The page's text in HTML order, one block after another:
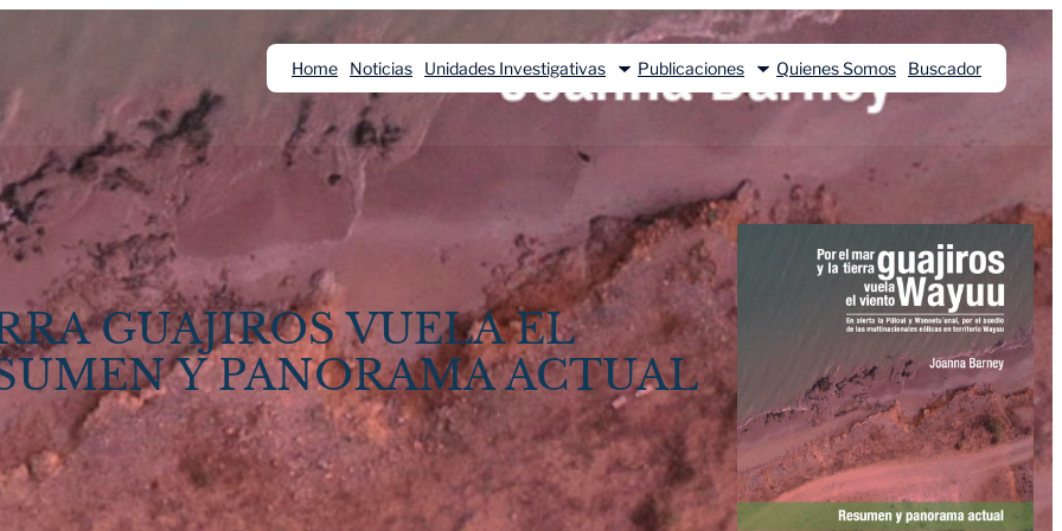
Home Noticias Unidades Investigativas Publicaciones Quienes Somos Buscador
GUAJIROS VUELA EL
Y PANORAMA ACTUAL